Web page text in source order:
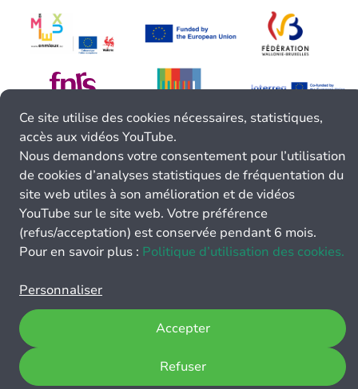
Ce site utilise des cookies nécessaires, statistiques,
accès aux vidéos YouTube.
Nous demandons votre consentement pour l’utilisation
de cookies d’analyses statistiques de fréquentation du
site web utiles à son amélioration et de vidéos
YouTube sur le site web. Votre préférence
(refus/acceptation) est conservée pendant 6 mois.
Pour en savoir plus : Politique d’utilisation des cookies.
Personnaliser
Refuser
Accepter